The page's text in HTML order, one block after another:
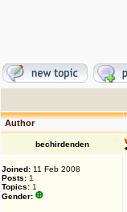
Author
bechirdenden
Joined: 11 Feb 2008
Posts: 1
Topics: 1
Gender: